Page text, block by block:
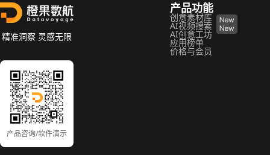
精准洞察 灵感无限
产品咨询/软件演示
产品功能
创意素材库
AI视频搜索
AI创意工坊
应用榜单
价格与会员